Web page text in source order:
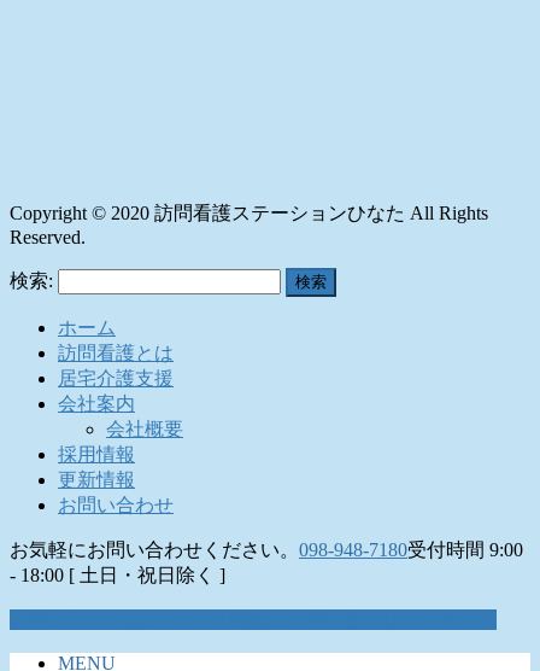
Copyright © 2020 訪問看護ステーションひなた All Rights
Reserved.
検索:
ホーム
訪問看護とは
居宅介護支援
会社案内
会社概要
採用情報
更新情報
お問い合わせ
お気軽にお問い合わせください。 098-948-7180受付時間 9:00
- 18:00 [ 土日・祝日除く ]
MENU